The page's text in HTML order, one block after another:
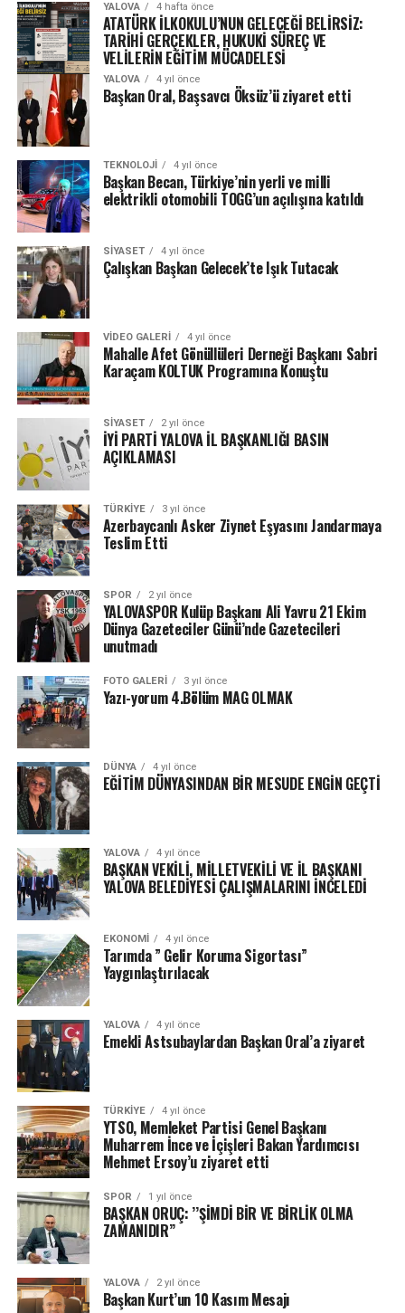
YALOVA 4 hafta önce
ATATÜRK İLKOKULU’NUN GELECEĞİ BELİRSİZ:
TARİHİ GERÇEKLER, HUKUKİ SÜREÇ VE
VELİLERİN EĞİTİM MÜCADELESİ
YALOVA 4 yıl önce
Başkan Oral, Başsavcı Öksüz’ü ziyaret etti
TEKNOLOJI 4 yıl önce
Başkan Becan, Türkiye’nin yerli ve milli
elektrikli otomobili TOGG’un açılışına katıldı
SIYASET 4 yıl önce
Çalışkan Başkan Gelecek’te Işık Tutacak
VIDEO GALERI 4 yıl önce
Mahalle Afet Gönüllüleri Derneği Başkanı Sabri
Karaçam KOLTUK Programına Konuştu
SIYASET 2 yıl önce
İYİ PARTİ YALOVA İL BAŞKANLIĞI BASIN
AÇIKLAMASI
TÜRKIYE 3 yıl önce
Azerbaycanlı Asker Ziynet Eşyasını Jandarmaya
Teslim Etti
SPOR 2 yıl önce
YALOVASPOR Kulüp Başkanı Ali Yavru 21 Ekim
Dünya Gazeteciler Günü’nde Gazetecileri
unutmadı
FOTO GALERI 3 yıl önce
Yazı-yorum 4.Bölüm MAG OLMAK
DÜNYA 4 yıl önce
EĞİTİM DÜNYASINDAN BİR MESUDE ENGİN GEÇTİ
YALOVA 4 yıl önce
BAŞKAN VEKİLİ, MİLLETVEKİLİ VE İL BAŞKANI
YALOVA BELEDİYESİ ÇALIŞMALARINI İNCELEDİ
EKONOMI 4 yıl önce
Tarımda ” Gelir Koruma Sigortası”
Yaygınlaştırılacak
YALOVA 4 yıl önce
Emekli Astsubaylardan Başkan Oral’a ziyaret
TÜRKIYE 4 yıl önce
YTSO, Memleket Partisi Genel Başkanı
Muharrem İnce ve İçişleri Bakan Yardımcısı
Mehmet Ersoy’u ziyaret etti
SPOR 1 yıl önce
BAŞKAN ORUÇ: ’’ŞİMDİ BİR VE BİRLİK OLMA
ZAMANIDIR’’
YALOVA 2 yıl önce
Başkan Kurt’un 10 Kasım Mesajı